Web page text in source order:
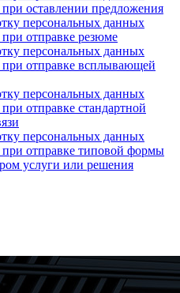
при оставлении предложения
персональных данных
при отправке резюме
персональных данных
при отправке всплывающей
персональных данных
при отправке стандартной
персональных данных
при отправке типовой формы
услуги или решения